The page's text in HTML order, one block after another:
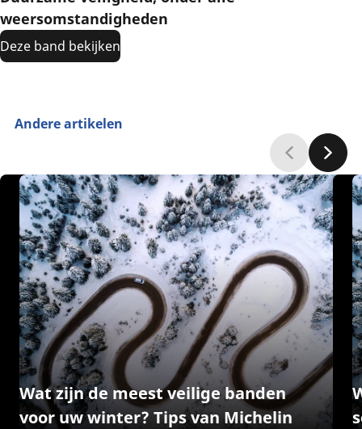
weersomstandigheden
Deze band bekijken
Andere artikelen
Wat zijn de meest veilige banden
voor uw winter? Tips van Michelin